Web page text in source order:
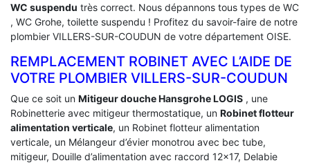
WC suspendu très correct. Nous dépannons tous types de WC
, WC Grohe, toilette suspendu ! Profitez du savoir-faire de notre
plombier VILLERS-SUR-COUDUN de votre département OISE.
REMPLACEMENT ROBINET AVEC L’AIDE DE
VOTRE PLOMBIER VILLERS-SUR-COUDUN
Que ce soit un Mitigeur douche Hansgrohe LOGIS , une
Robinetterie avec mitigeur thermostatique, un Robinet flotteur
alimentation verticale, un Robinet flotteur alimentation
verticale, un Mélangeur d’évier monotrou avec bec tube,
mitigeur, Douille d’alimentation avec raccord 12×17, Delabie